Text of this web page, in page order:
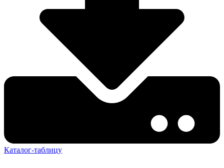
Каталог-таблицу